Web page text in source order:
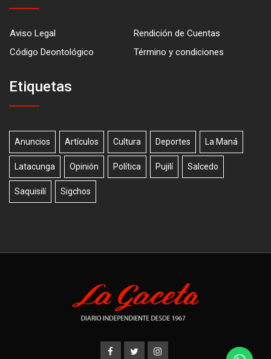
Aviso Legal
Rendición de Cuentas
Código Deontológico
Término y condiciones
Etiquetas
Anuncios Artículos Cultura Deportes La Maná
Latacunga Opinión Política Pujilí Salcedo
Saquisilí Sigchos